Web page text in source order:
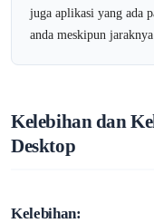
juga aplikasi yang ada
anda meskipun jaraknya
Kelebihan dan
Desktop
Kelebihan: